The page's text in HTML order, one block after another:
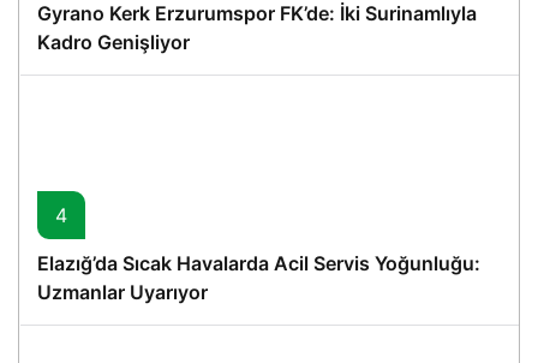
Gyrano Kerk Erzurumspor FK’de: İki Surinamlıyla
Kadro Genişliyor
4
Elazığ’da Sıcak Havalarda Acil Servis Yoğunluğu:
Uzmanlar Uyarıyor